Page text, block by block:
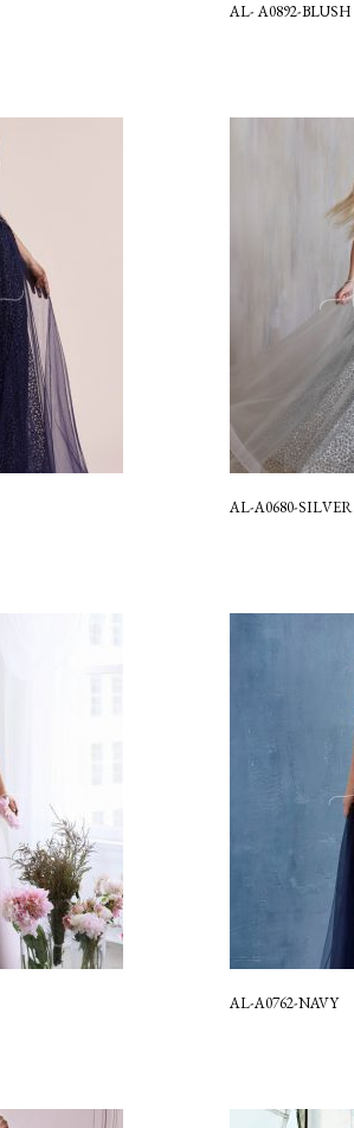
AL- A0892-BLUSH
AL-A0680-SILVER
AL-A0762-NAVY